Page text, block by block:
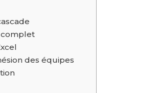
complet
des équipes